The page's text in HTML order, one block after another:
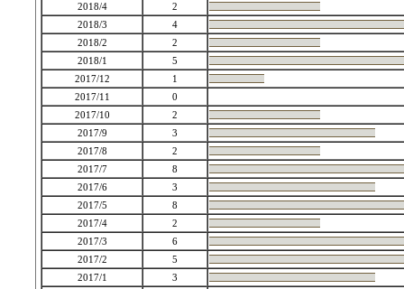
2018/4
2
2018/3
4
2018/2
2
2018/1
5
2017/12
1
2017/11
0
2017/10
2
2017/9
3
2017/8
2
2017/7
8
2017/6
3
2017/5
8
2017/4
2
2017/3
6
2017/2
5
2017/1
3